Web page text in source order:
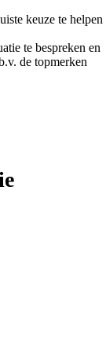
keuze te helpen
te bespreken en
de topmerken